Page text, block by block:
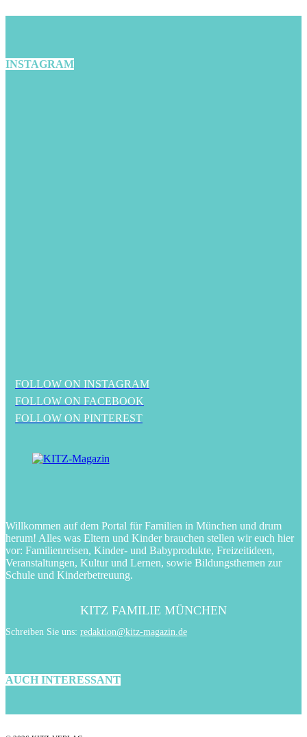
INSTAGRAM
FOLLOW ON INSTAGRAM
FOLLOW ON FACEBOOK
FOLLOW ON PINTEREST
Willkommen auf dem Portal für Familien in München und drum
herum! Alles was Eltern und Kinder brauchen stellen wir euch hier
vor: Familienreisen, Kinder- und Babyprodukte, Freizeitideen,
Veranstaltungen, Kultur und Lernen, sowie Bildungsthemen zur
Schule und Kinderbetreuung.
KITZ FAMILIE MÜNCHEN
Schreiben Sie uns: redaktion@kitz-magazin.de
AUCH INTERESSANT